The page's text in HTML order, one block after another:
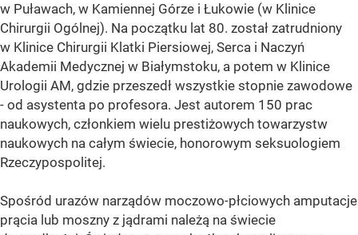
w Puławach, w Kamiennej Górze i Łukowie (w Klinice
Chirurgii Ogólnej). Na początku lat 80. został zatrudniony
w Klinice Chirurgii Klatki Piersiowej, Serca i Naczyń
Akademii Medycznej w Białymstoku, a potem w Klinice
Urologii AM, gdzie przeszedł wszystkie stopnie zawodowe
- od asystenta po profesora. Jest autorem 150 prac
naukowych, członkiem wielu prestiżowych towarzystw
naukowych na całym świecie, honorowym seksuologiem
Rzeczypospolitej.
Spośród urazów narządów moczowo-płciowych amputacje
prącia lub moszny z jądrami należą na świecie